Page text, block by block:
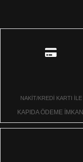
NAKİT/KREDİ KARTI İLE
KAPIDA ÖDEME İMKANI